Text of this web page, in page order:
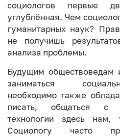
социологов первые
углублённая. Чем
гуманитарных наук?
не получишь
анализа проблемы.
Будущим обществоведам
заниматься
необходимо также
писать, общаться с
технологии здесь
Социологу часто